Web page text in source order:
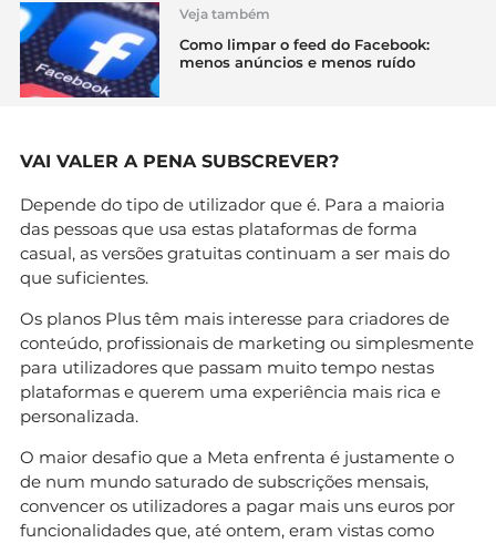
Veja também
Como limpar o feed do Facebook:
menos anúncios e menos ruído
VAI VALER A PENA SUBSCREVER?
Depende do tipo de utilizador que é. Para a maioria
das pessoas que usa estas plataformas de forma
casual, as versões gratuitas continuam a ser mais do
que suficientes.
Os planos Plus têm mais interesse para criadores de
conteúdo, profissionais de marketing ou simplesmente
para utilizadores que passam muito tempo nestas
plataformas e querem uma experiência mais rica e
personalizada.
O maior desafio que a Meta enfrenta é justamente o
de num mundo saturado de subscrições mensais,
convencer os utilizadores a pagar mais uns euros por
funcionalidades que, até ontem, eram vistas como